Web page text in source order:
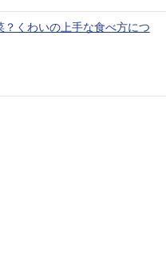
？くわいの上手な食べ方につ